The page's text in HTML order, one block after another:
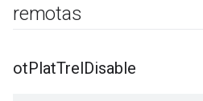
remotas
otPlatTrelDisable